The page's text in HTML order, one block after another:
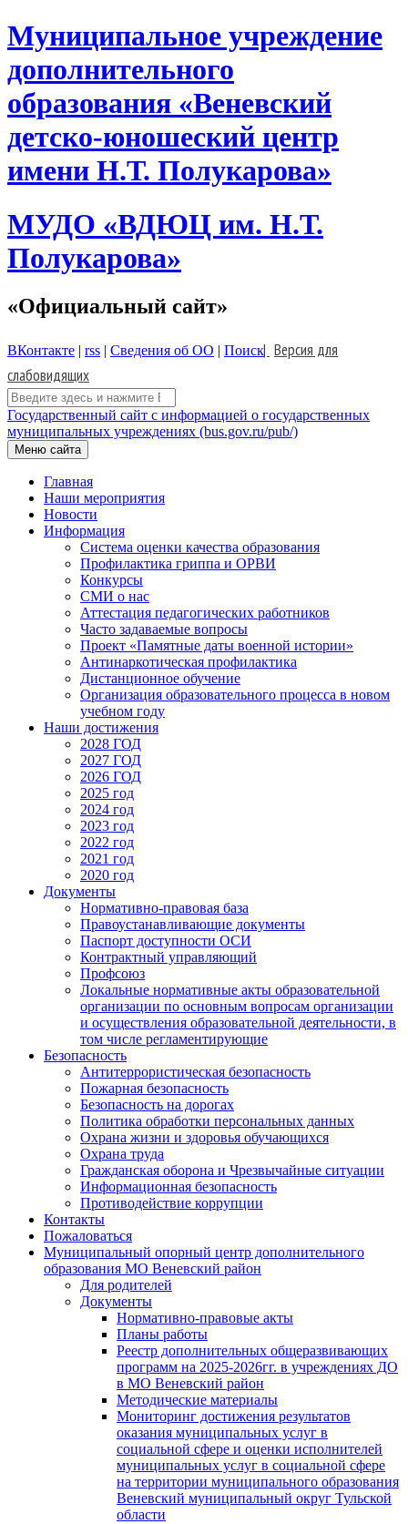
Skip
to
Муниципальное учреждение
дополнительного
образования «Веневский
детско-юношеский центр
имени Н.Т. Полукарова»
МУДО «ВДЮЦ им. Н.Т.
Полукарова»
«Официальный сайт»
ВКонтакте | rss | Сведения об ОО | Поиск| Версия для
слабовидящих
Поиск:
Государственный сайт с информацией о государственных
муниципальных учреждениях (bus.gov.ru/pub/)
Меню сайта
Главная
Наши мероприятия
Новости
Информация
Система оценки качества образования
Профилактика гриппа и ОРВИ
Конкурсы
СМИ о нас
Аттестация педагогических работников
Часто задаваемые вопросы
Проект «Памятные даты военной истории»
Антинаркотическая профилактика
Дистанционное обучение
Организация образовательного процесса в новом
учебном году
Наши достижения
2028 ГОД
2027 ГОД
2026 ГОД
2025 год
2024 год
2023 год
2022 год
2021 год
2020 год
Документы
Нормативно-правовая база
Правоустанавливающие документы
Паспорт доступности ОСИ
Контрактный управляющий
Профсоюз
Локальные нормативные акты образовательной
организации по основным вопросам организации
и осуществления образовательной деятельности, в
том числе регламентирующие
Безопасность
Антитеррористическая безопасность
Пожарная безопасность
Безопасность на дорогах
Политика обработки персональных данных
Охрана жизни и здоровья обучающихся
Охрана труда
Гражданская оборона и Чрезвычайные ситуации
Информационная безопасность
Противодействие коррупции
Контакты
Пожаловаться
Муниципальный опорный центр дополнительного
образования МО Веневский район
Для родителей
Документы
Нормативно-правовые акты
Планы работы
Реестр дополнительных общеразвивающих
программ на 2025-2026гг. в учреждениях ДО
в МО Веневский район
Методические материалы
Мониторинг достижения результатов
оказания муниципальных услуг в
социальной сфере и оценки исполнителей
муниципальных услуг в социальной сфере
на территории муниципального образования
Веневский муниципальный округ Тульской
области